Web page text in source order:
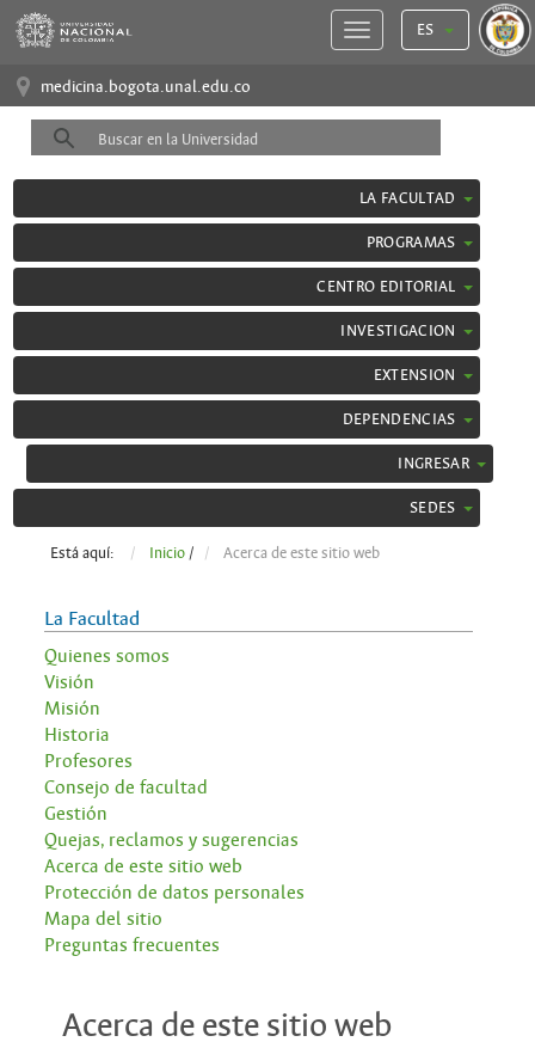
ES
medicina.bogota.unal.edu.co
LA FACULTAD
PROGRAMAS
CENTRO EDITORIAL
INVESTIGACION
EXTENSION
DEPENDENCIAS
INGRESAR
SEDES
Está aquí: Inicio / Acerca de este sitio web
La Facultad
Quienes somos
Visión
Misión
Historia
Profesores
Consejo de facultad
Gestión
Quejas, reclamos y sugerencias
Acerca de este sitio web
Protección de datos personales
Mapa del sitio
Preguntas frecuentes
Acerca de este sitio web